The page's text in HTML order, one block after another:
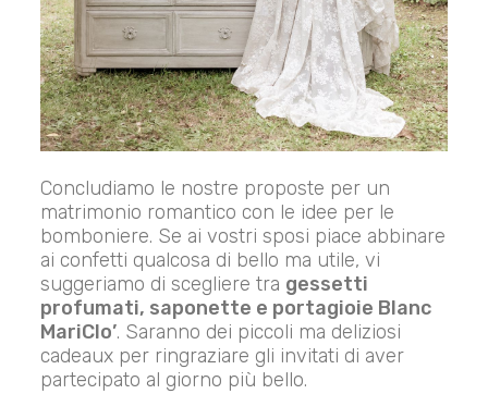
Concludiamo le nostre proposte per un
matrimonio romantico con le idee per le
bomboniere. Se ai vostri sposi piace abbinare
ai confetti qualcosa di bello ma utile, vi
suggeriamo di scegliere tra gessetti
profumati, saponette e portagioie Blanc
MariClo’. Saranno dei piccoli ma deliziosi
cadeaux per ringraziare gli invitati di aver
partecipato al giorno più bello.